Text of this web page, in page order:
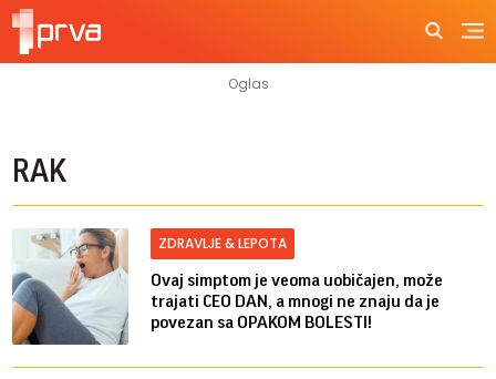
RAK
ZDRAVLJE & LEPOTA
Ovaj simptom je veoma uobičajen, može
trajati CEO DAN, a mnogi ne znaju da je
povezan sa OPAKOM BOLESTI!